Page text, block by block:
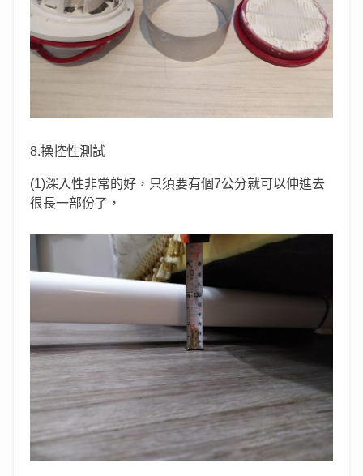
8.操控性測試
(1)深入性非常的好，只須要有個7公分就可以伸進去
很長一部份了，